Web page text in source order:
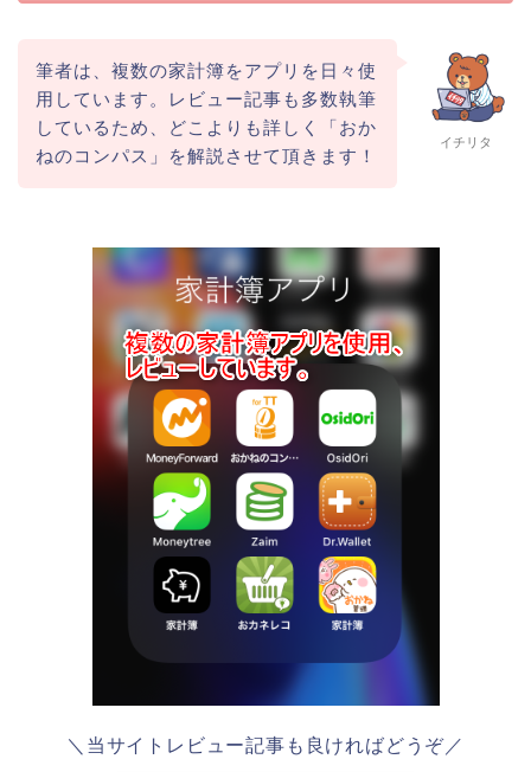
イチリタ
筆者は、複数の家計簿をアプリを日々使
用しています。レビュー記事も多数執筆
しているため、どこよりも詳しく「おか
ねのコンパス」を解説させて頂きます！
＼当サイトレビュー記事も良ければどうぞ／